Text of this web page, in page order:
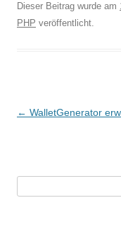
Dieser Beitrag wurde am
PHP veröffentlicht.
B
← WalletGenerator